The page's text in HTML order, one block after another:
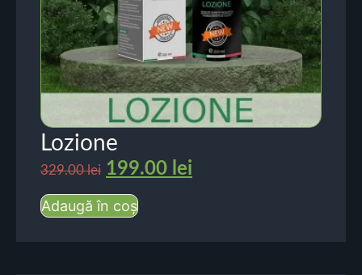
Lozione
329.00lei 199.00 lei
Adaugă în coș